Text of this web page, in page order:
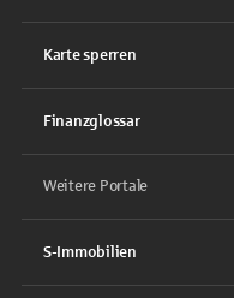
Karte sperren
Finanzglossar
Weitere Portale
S-Immobilien